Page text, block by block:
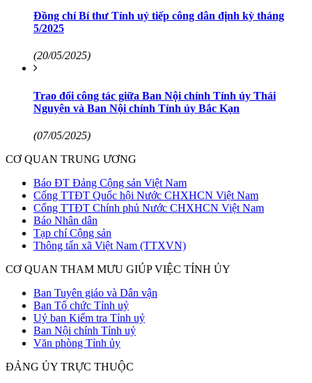
Đồng chí Bí thư Tỉnh uỷ tiếp công dân định kỳ tháng
5/2025
(20/05/2025)
Trao đổi công tác giữa Ban Nội chính Tỉnh ủy Thái
Nguyên và Ban Nội chính Tỉnh ủy Bắc Kạn
(07/05/2025)
CƠ QUAN TRUNG ƯƠNG
Báo ĐT Đảng Cộng sản Việt Nam
Cổng TTĐT Quốc hội Nước CHXHCN Việt Nam
Cổng TTĐT Chính phủ Nước CHXHCN Việt Nam
Báo Nhân dân
Tạp chí Cộng sản
Thông tấn xã Việt Nam (TTXVN)
CƠ QUAN THAM MƯU GIÚP VIỆC TỈNH ỦY
Ban Tuyên giáo và Dân vận
Ban Tổ chức Tỉnh uỷ
Uỷ ban Kiểm tra Tỉnh uỷ
Ban Nội chính Tỉnh uỷ
Văn phòng Tỉnh ủy
ĐẢNG ỦY TRỰC THUỘC